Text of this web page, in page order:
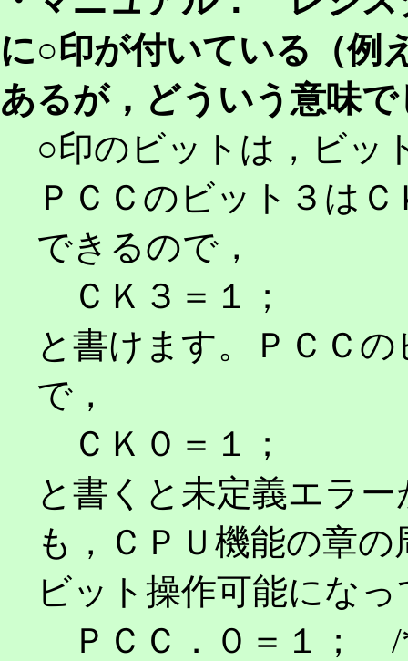
に○印が付いている（例
あるが，どういう意味
○印のビットは，ビッ
ＰＣＣのビット３は
できるので，
ＣＫ３＝１；
と書けます。ＰＣＣ
で，
ＣＫ０＝１；
と書くと未定義エラ
も，ＣＰＵ機能の章
ビット操作可能にな
ＰＣＣ．０＝１； /